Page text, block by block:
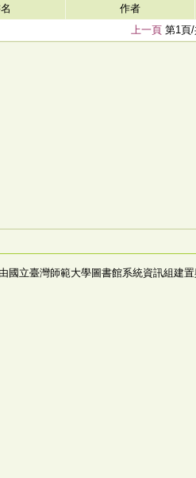
作者
上一頁第1頁/
國立臺灣師範大學圖書館系統資訊組建